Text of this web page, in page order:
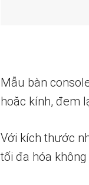
Mẫu bàn
hoặc kính, đem
Với kích thước
tối đa hóa